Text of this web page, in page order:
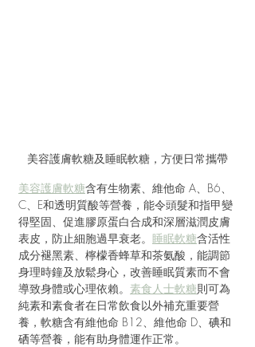
美容護膚軟糖及睡眠軟糖，方便日常攜帶
美容護膚軟糖含有生物素、維他命 A、B6、
C、E和透明質酸等營養，能令頭髮和指甲變
得堅固、促進膠原蛋白合成和深層滋潤皮膚
表皮，防止細胞過早衰老。 睡眠軟糖含活性
成分褪黑素、檸檬香蜂草和茶氨酸，能調節
身理時鐘及放鬆身心，改善睡眠質素而不會
導致身體或心理依賴。 素食人士軟糖則可為
純素和素食者在日常飲食以外補充重要營
養，軟糖含有維他命 B12、維他命 D、碘和
硒等營養，能有助身體運作正常。